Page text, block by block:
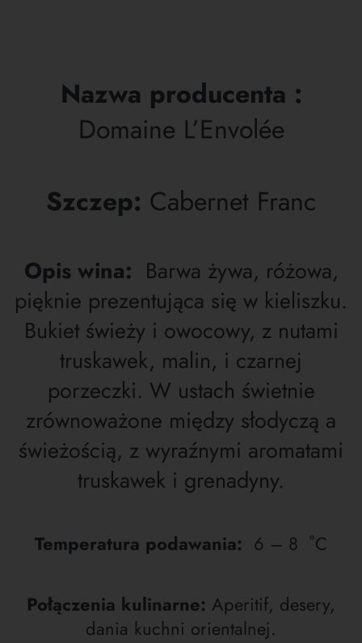
Nazwa producenta :
Domaine L’Envolée
Szczep: Cabernet Franc
Opis wina: Barwa żywa, różowa,
pięknie prezentująca się w kieliszku.
Bukiet świeży i owocowy, z nutami
truskawek, malin, i czarnej
porzeczki. W ustach świetnie
zrównoważone między słodyczą a
świeżością, z wyraźnymi aromatami
truskawek i grenadyny.
Temperatura podawania: 6 – 8 ˚C
Połączenia kulinarne: Aperitif, desery,
dania kuchni orientalnej.